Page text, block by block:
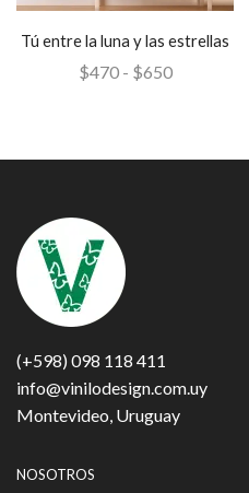
Tú entre la luna y las estrellas
$470 - $650
(+598) 098 118 411
info@vinilodesign.com.uy
Montevideo, Uruguay
NOSOTROS